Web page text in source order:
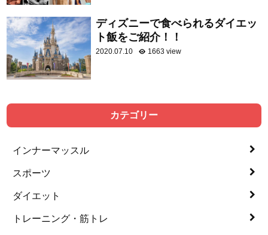
ディズニーで食べられるダイエッ
ト飯をご紹介！！
2020.07.10 1663 view
カテゴリー
インナーマッスル
スポーツ
ダイエット
トレーニング・筋トレ